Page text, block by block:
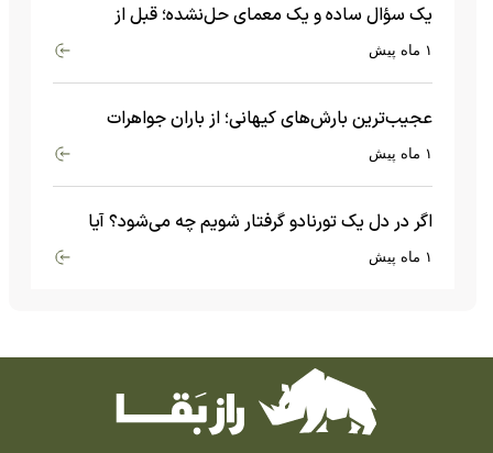
یک سؤال ساده و یک معمای حل‌نشده؛ قبل از
بیگ‌بنگ و آغاز جهان چه چیزی وجود داشت؟۱ ماه پیش
عجیب‌ترین بارش‌های کیهانی؛ از باران جواهرات
گران‌قیمت تا بارش آهن و شیشه۱ ماه پیش
اگر در دل یک تورنادو گرفتار شویم چه می‌شود؟ آیا
امکان زنده ماندن وجود دارد؟۱ ماه پیش